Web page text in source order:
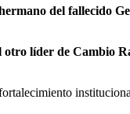
del fallecido
otro líder de Cambio